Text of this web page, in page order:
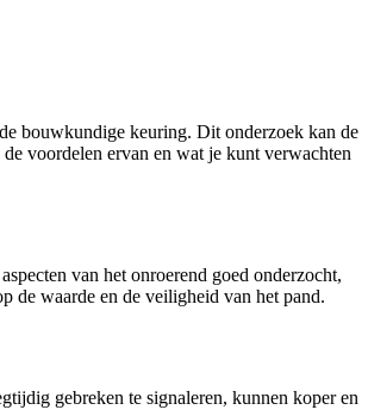
bouwkundige keuring. Dit onderzoek kan de
voordelen ervan en wat je kunt verwachten
van het onroerend goed onderzocht,
de waarde en de veiligheid van het pand.
gebreken te signaleren, kunnen koper en